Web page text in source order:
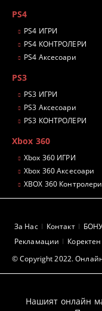
PS4
PS4 ИГРИ
PS4 КОНТРОЛЕРИ
PS4 Аксесоари
PS3
PS3 ИГРИ
PS3 Аксесоари
PS3 КОНТРОЛЕРИ
Xbox 360
Xbox 360 ИГРИ
Xbox 360 Аксесоари
XBOX 360 Контролери
© Copyright 2022.
За Нас Контакт
Рекламации
Нашият онлайн